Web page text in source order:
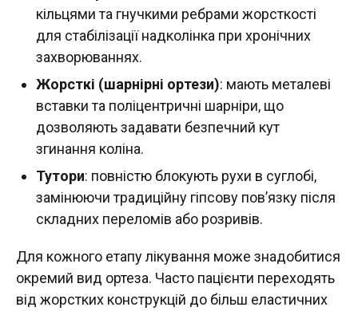
кільцями та гнучкими ребрами жорсткості
для стабілізації надколінка при хронічних
захворюваннях.
Жорсткі (шарнірні ортези): мають металеві
вставки та поліцентричні шарніри, що
дозволяють задавати безпечний кут
згинання коліна.
Тутори: повністю блокують рухи в суглобі,
замінюючи традиційну гіпсову пов’язку після
складних переломів або розривів.
Для кожного етапу лікування може знадобитися
окремий вид ортеза. Часто пацієнти переходять
від жорстких конструкцій до більш еластичних